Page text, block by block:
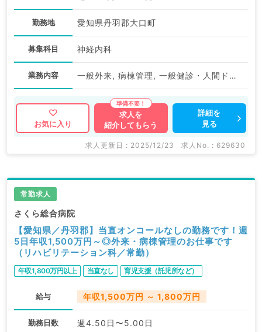
勤務地 愛知県丹羽郡大口町
募集科目 神経内科
業務内容 一般外来, 病棟管理, 一般健診・人間ドック, その他
お気に入り
求人を
紹介してもらう
詳細を
見る
求人更新日 : 2025/12/23 求人No. : 629630
常勤求人
さくら総合病院
【愛知県／丹羽郡】当直オンコールなしの勤務です！週
5日年収1,500万円～◎外来・病棟管理のお仕事です
（リハビリテーション科／常勤）
年収1,800万円以上 当直なし 育児支援（託児所など）
給与 年収1,500万円 ～ 1,800万円
勤務日数 週4.50日〜5.00日